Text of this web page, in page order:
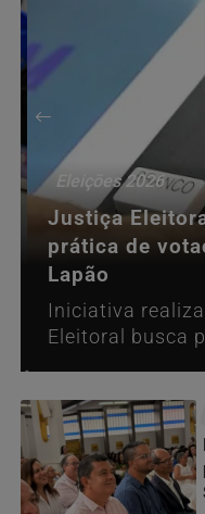
Eleições 2026
Justiça
prática de
Lapão
Iniciativa
Eleitoral busca